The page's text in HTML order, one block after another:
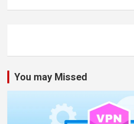
You may Missed